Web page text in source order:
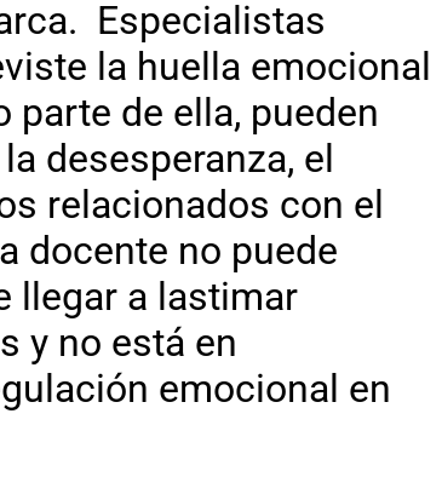
Especialistas
la huella emocional
parte de ella, pueden
desesperanza, el
relacionados con el
docente no puede
llegar a lastimar
y no está en
emocional en